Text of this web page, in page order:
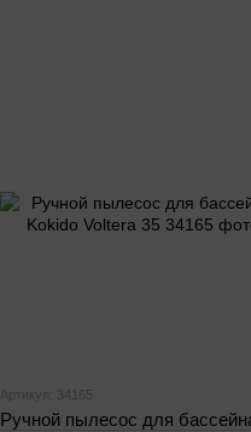
Артикул: 34165
Ручной пылесос для